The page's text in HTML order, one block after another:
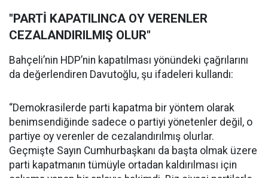
"PARTİ KAPATILINCA OY VERENLER
CEZALANDIRILMIŞ OLUR"
Bahçeli’nin HDP’nin kapatılması yönündeki çağrılarını
da değerlendiren Davutoğlu, şu ifadeleri kullandı:
“Demokrasilerde parti kapatma bir yöntem olarak
benimsendiğinde sadece o partiyi yönetenler değil, o
partiye oy verenler de cezalandırılmış olurlar.
Geçmişte Sayın Cumhurbaşkanı da başta olmak üzere
parti kapatmanın tümüyle ortadan kaldırılması için